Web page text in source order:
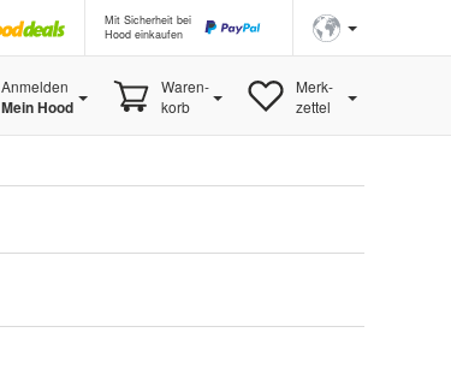
Mit Sicherheit bei
Hood einkaufen
Anmelden
Mein Hood
Waren-
korb
Merk-
zettel